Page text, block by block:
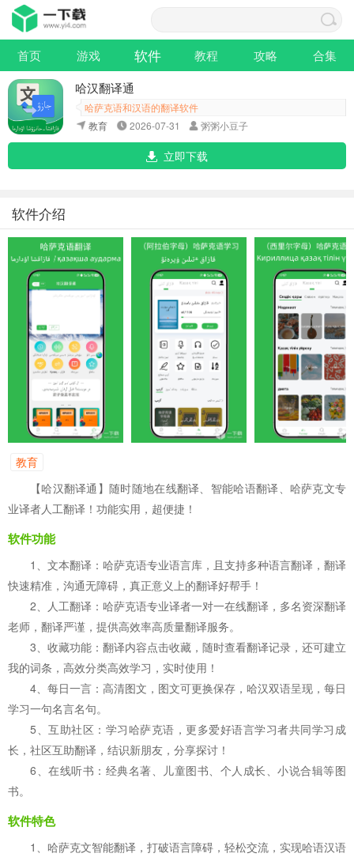
首页 游戏 软件 教程 攻略 合集
哈汉翻译通
哈萨克语和汉语的翻译软件
教育
2026-07-31 粥粥小豆子
立即下载
软件介绍
教育
【哈汉翻译通】随时随地在线翻译、智能哈语翻译、哈萨克文专
业译者人工翻译！功能实用，超便捷！
软件功能
1、文本翻译：哈萨克语专业语言库，且支持多种语言翻译，翻译
快速精准，沟通无障碍，真正意义上的翻译好帮手！
2、人工翻译：哈萨克语专业译者一对一在线翻译，多名资深翻译
老师，翻译严谨，提供高效率高质量翻译服务。
3、收藏功能：翻译内容点击收藏，随时查看翻译记录，还可建立
我的词条，高效分类高效学习，实时使用！
4、每日一言：高清图文，图文可更换保存，哈汉双语呈现，每日
学习一句名言名句。
5、互助社区：学习哈萨克语，更多爱好语言学习者共同学习成
长，社区互助翻译，结识新朋友，分享探讨！
6、在线听书：经典名著、儿童图书、个人成长、小说合辑等图
书。
软件特色
1、哈萨克文智能翻译，打破语言障碍，轻松交流，实现哈语汉语